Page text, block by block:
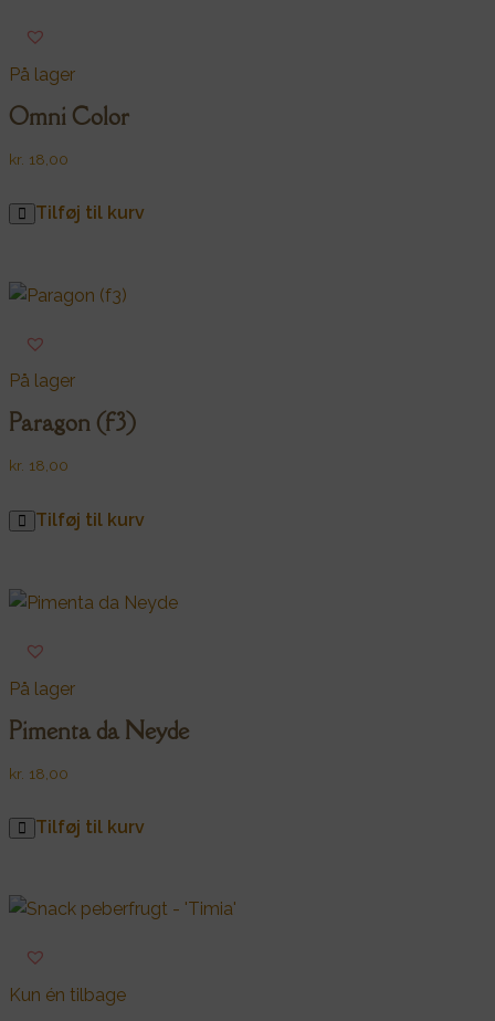
På lager
Omni Color
kr. 18,00
Tilføj til kurv
På lager
Paragon (f3)
kr. 18,00
Tilføj til kurv
På lager
Pimenta da Neyde
kr. 18,00
Tilføj til kurv
Kun én tilbage